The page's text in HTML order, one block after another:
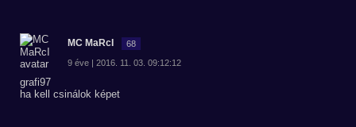
MC MaRcI 68
9 éve | 2016. 11. 03. 09:12:12
grafi97
ha kell csinálok képet